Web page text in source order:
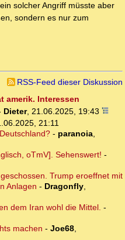
solcher Angriff müsste aber
sondern es nur zum
RSS-Feed dieser Diskussion
amerik. Interessen
Dieter, 21.06.2025, 19:43
21:11
- paranoia,
oTmV]. Sehenswert! -
Trump eroeffnet mit
Anlagen - Dragonfly,
dem Iran wohl die Mittel. -
machen - Joe68,